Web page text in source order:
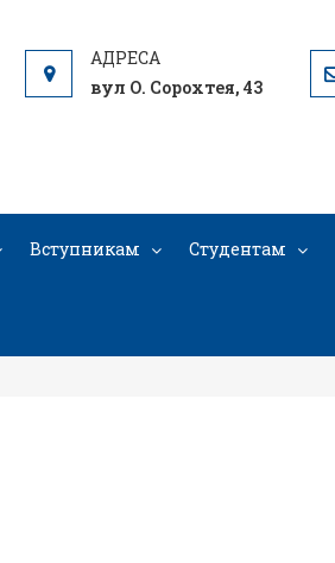
вул О. Сорохтея, 43
Вступникам Студентам